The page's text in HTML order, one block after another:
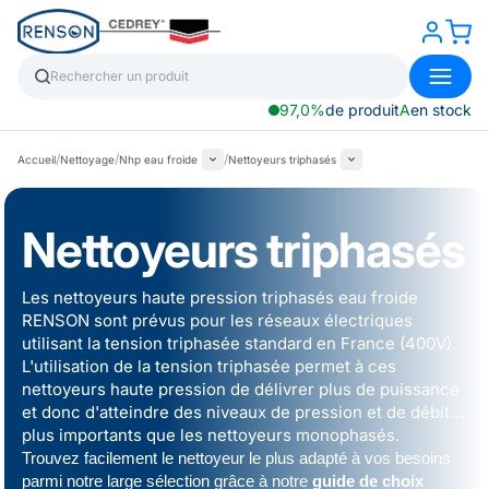
97,0%de produitAen stock
Accueil/Nettoyage/Nhp eau froide /Nettoyeurs triphasés
Nettoyeurs triphasés
Les nettoyeurs haute pression triphasés eau froide
RENSON sont prévus pour les réseaux électriques
utilisant la tension triphasée standard en France (400V).
L'utilisation de la tension triphasée permet à ces
nettoyeurs haute pression de délivrer plus de puissance
et donc d'atteindre des niveaux de pression et de débit
plus importants que les nettoyeurs monophasés.
Trouvez facilement le nettoyeur le plus adapté à vos besoins
parmi notre large sélection grâce à notre guide de choix